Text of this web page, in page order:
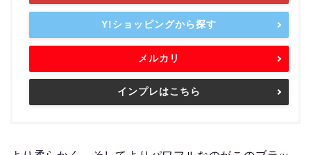
Y!ショッピングから探す
メルカリ
インプレはこちら